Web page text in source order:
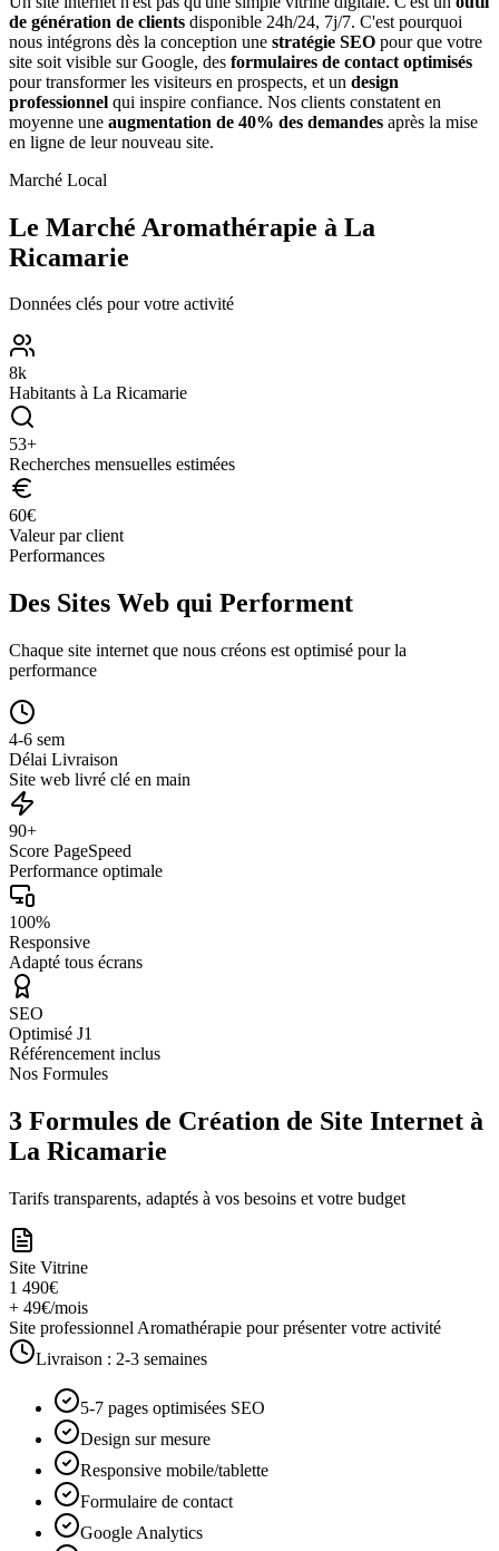
de génération de clients disponible 24h/24, 7j/7. C'est pourquoi
nous intégrons dès la conception une stratégie SEO pour que votre
site soit visible sur Google, des formulaires de contact optimisés
pour transformer les visiteurs en prospects, et un design
professionnel qui inspire confiance. Nos clients constatent en
moyenne une augmentation de 40% des demandes après la mise
en ligne de leur nouveau site.
Marché Local
Le Marché Aromathérapie à La
Ricamarie
Données clés pour votre activité
8k
Habitants à La Ricamarie
53+
Recherches mensuelles estimées
60€
Valeur par client
Performances
Des Sites Web qui Performent
Chaque site internet que nous créons est optimisé pour la
performance
4-6 sem
Délai Livraison
Site web livré clé en main
90+
Score PageSpeed
Performance optimale
100%
Responsive
Adapté tous écrans
SEO
Optimisé J1
Référencement inclus
Nos Formules
3 Formules de Création de Site Internet à
La Ricamarie
Tarifs transparents, adaptés à vos besoins et votre budget
Site Vitrine
1 490€
+ 49€/mois
Site professionnel Aromathérapie pour présenter votre activité
Livraison : 2-3 semaines
5-7 pages optimisées SEO
Design sur mesure
Responsive mobile/tablette
Formulaire de contact
Google Analytics